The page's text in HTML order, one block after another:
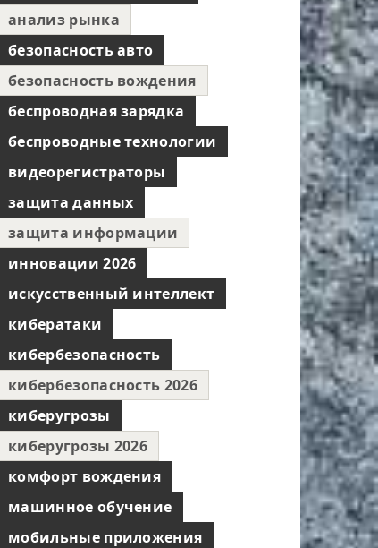
анализ рынка
безопасность авто
безопасность вождения
беспроводная зарядка
беспроводные технологии
видеорегистраторы
защита данных
защита информации
инновации 2026
искусственный интеллект
кибератаки
кибербезопасность
кибербезопасность 2026
киберугрозы
киберугрозы 2026
комфорт вождения
машинное обучение
мобильные приложения